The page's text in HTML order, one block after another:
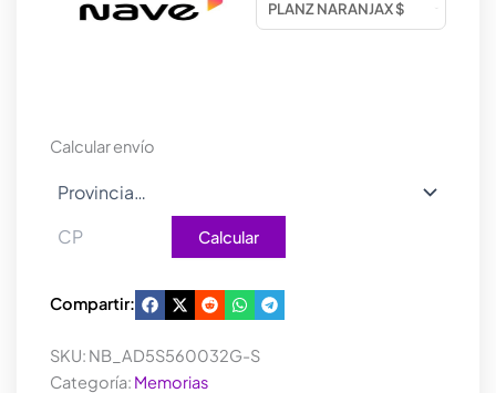
Calcular envío
Calcular
Compartir:
SKU: NB_AD5S560032G-S
Categoría: Memorias